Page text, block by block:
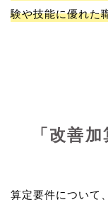
験や技能に優れた
「改善
算定要件について